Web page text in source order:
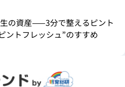
の資産——3分で整えるピント
ントフレッシュ”のすすめ